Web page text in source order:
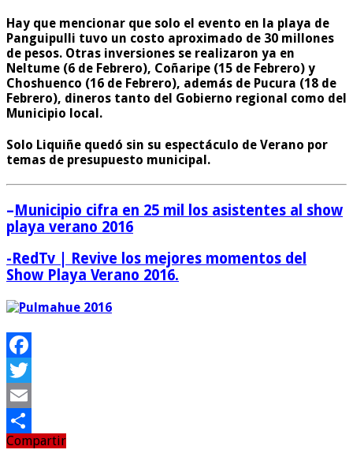
Hay que mencionar que solo el evento en la playa de
Panguipulli tuvo un costo aproximado de 30 millones
de pesos. Otras inversiones se realizaron ya en
Neltume (6 de Febrero), Coñaripe (15 de Febrero) y
Choshuenco (16 de Febrero), además de Pucura (18 de
Febrero), dineros tanto del Gobierno regional como del
Municipio local.
Solo Liquiñe quedó sin su espectáculo de Verano por
temas de presupuesto municipal.
– Municipio cifra en 25 mil los asistentes al show
playa verano 2016
-RedTv | Revive los mejores momentos del
Show Playa Verano 2016.
Facebook
Twitter
Email
Compartir
Compartir